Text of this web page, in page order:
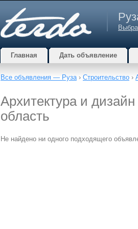
Главная Дать объявление
Все объявления — Руза› Строительство ›
Архитектура и
область
Не найдено ни одного подходящего